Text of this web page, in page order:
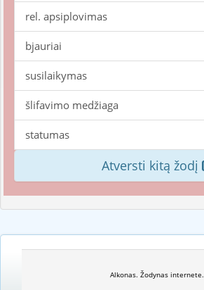
rel. apsiplovimas
bjauriai
susilaikymas
šlifavimo medžiaga
statumas
Atversti kitą žodį
Alkonas. Žodynas internete.